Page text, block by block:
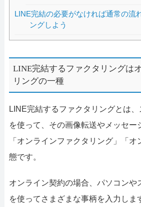
LINE完結の必要がなければ通常の流
ングしよう
LINE完結するファクタリングは
リングの一種
LINE完結するファクタリングとは
を使って、その画像転送やメッセー
「オンラインファクタリング」「
態です。
オンライン契約の場合、パソコンや
を使ってさまざまな事柄を入力しま